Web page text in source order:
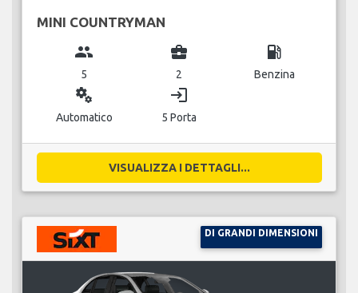
MINI COUNTRYMAN
group
5
business_center
2
local_gas_station
Benzina
miscellaneous_services
Automatico
login
5 Porta
VISUALIZZA I DETTAGLI...
DI GRANDI DIMENSIONI